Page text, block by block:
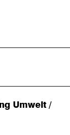
Umwelt /